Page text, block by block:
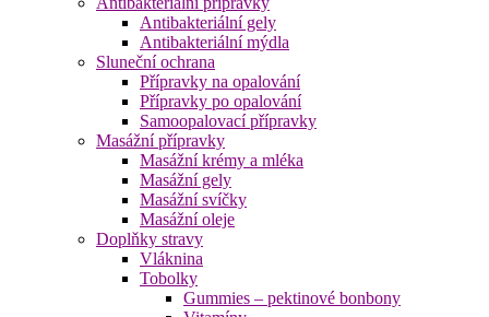
Antibakteriální gely
Antibakteriální mýdla
Sluneční ochrana
Přípravky na opalování
Přípravky po opalování
Samoopalovací přípravky
Masážní přípravky
Masážní krémy a mléka
Masážní gely
Masážní svíčky
Masážní oleje
Doplňky stravy
Vláknina
Tobolky
Gummies – pektinové bonbony